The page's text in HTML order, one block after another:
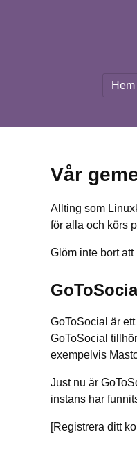
Hem
Vår
Allting som
för alla och körs
Glöm inte bort att
GoToSocial är
GoToSocial
exempelvis
Just nu är
instans har
[Registrera ditt